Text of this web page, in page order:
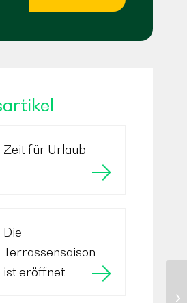
Zeit für Urlaub
Die
Terrassensaison
ist eröffnet